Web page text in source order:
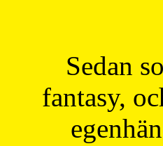
Sedan
fantasy,